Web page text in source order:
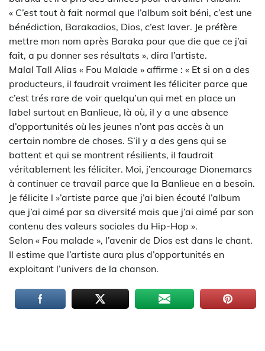
« C’est tout à fait normal que l’album soit béni, c’est une
bénédiction, Barakadios, Dios, c’est laver. Je préfère
mettre mon nom après Baraka pour que die que ce j’ai
fait, a pu donner ses résultats », dira l’artiste.
Malal Tall Alias « Fou Malade » affirme : « Et si on a des
producteurs, il faudrait vraiment les féliciter parce que
c’est trés rare de voir quelqu’un qui met en place un
label surtout en Banlieue, là où, il y a une absence
d’opportunités où les jeunes n’ont pas accès à un
certain nombre de choses. S’il y a des gens qui se
battent et qui se montrent résilients, il faudrait
véritablement les féliciter. Moi, j’encourage Dionemarcs
à continuer ce travail parce que la Banlieue en a besoin.
Je félicite l »’artiste parce que j’ai bien écouté l’album
que j’ai aimé par sa diversité mais que j’ai aimé par son
contenu des valeurs sociales du Hip-Hop ».
Selon « Fou malade », l’avenir de Dios est dans le chant.
Il estime que l’artiste aura plus d’opportunités en
exploitant l’univers de la chanson.